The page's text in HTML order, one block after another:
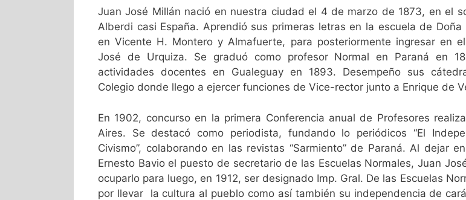
Juan José Millán nació en nuestra ciudad el 4 de marzo de 1873, en el
Alberdi casi España. Aprendió sus primeras letras en la escuela de Doña
en Vicente H. Montero y Almafuerte, para posteriormente ingresar en
José de Urquiza. Se graduó como profesor Normal en Paraná en
actividades docentes en Gualeguay en 1893. Desempeño sus
Colegio donde llego a ejercer funciones de Vice-rector junto a Enrique de
En 1902, concurso en la primera Conferencia anual de Profesores
Aires. Se destacó como periodista, fundando lo periódicos “El
Civismo”, colaborando en las revistas “Sarmiento” de Paraná. Al dejar
Ernesto Bavio el puesto de secretario de las Escuelas Normales, Juan
ocuparlo para luego, en 1912, ser designado Imp. Gral. De las Escuelas
por llevar la cultura al pueblo como así también su independencia de